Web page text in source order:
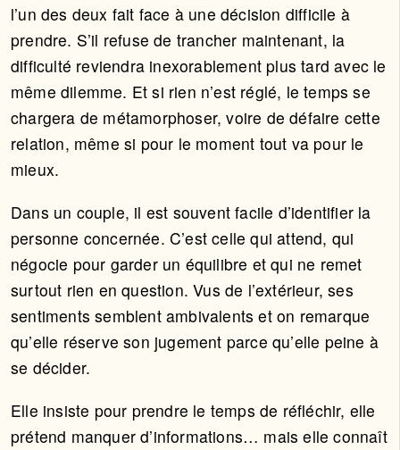
l’un des deux fait face à une décision difficile à
prendre. S’il refuse de trancher maintenant, la
difficulté reviendra inexorablement plus tard avec le
même dilemme. Et si rien n’est réglé, le temps se
chargera de métamorphoser, voire de défaire cette
relation, même si pour le moment tout va pour le
mieux.
Dans un couple, il est souvent facile d’identifier la
personne concernée. C’est celle qui attend, qui
négocie pour garder un équilibre et qui ne remet
surtout rien en question. Vus de l’extérieur, ses
sentiments semblent ambivalents et on remarque
qu’elle réserve son jugement parce qu’elle peine à
se décider.
Elle insiste pour prendre le temps de réfléchir, elle
prétend manquer d’informations… mais elle connaît